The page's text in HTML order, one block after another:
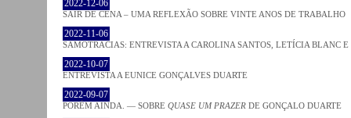
2022-12-06
SAIR DE CENA – UMA REFLEXÃO SOBRE VINTE ANOS DE TRABALHO
2022-11-06
SAMOTRACIAS: ENTREVISTA A CAROLINA SANTOS, LETÍCIA BLANC
2022-10-07
ENTREVISTA A EUNICE GONÇALVES DUARTE
2022-09-07
PORÉM AINDA. — SOBRE QUASE UM PRAZER DE GONÇALO DUARTE